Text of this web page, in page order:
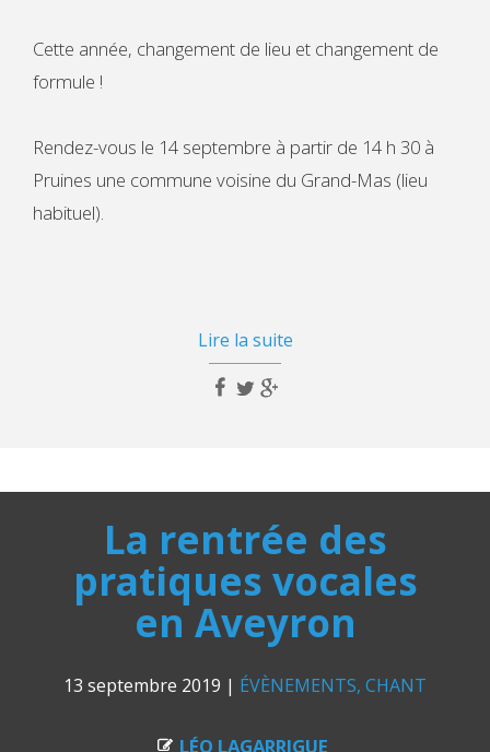
Cette année, changement de lieu et changement de
formule !
Rendez-vous le 14 septembre à partir de 14 h 30 à
Pruines une commune voisine du Grand-Mas (lieu
habituel).
Lire la suite
La rentrée des
pratiques vocales
en Aveyron
13 septembre 2019 | ÉVÈNEMENTS CHANT
LÉO LAGARRIGUE